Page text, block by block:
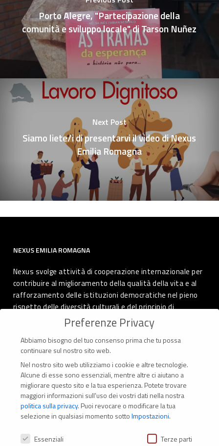
Porto Alegre, "Partecipazione della
comunità e sviluppo locale" di Tarson Nuñez
Next Post
Siamo liete/i di presentarvi il video di Nexus
Emilia Romagna
NEXUS EMILIA ROMAGNA
Nexus svolge attività di cooperazione internazionale per
contribuire al miglioramento della qualità della vita e al
rafforzamento delle istituzioni democratiche nel pieno
rispetto delle diversità culturali e del principio di
autodeterminazione dei popoli.
CONTATTI
Via Marconi 69 – 40122 Bologna (Italia)
Tel. +39 051 294 775
Preferenze Privacy
Abbiamo bisogno del tuo consenso prima che tu possa
continuare sul nostro sito web.
Nel nostro sito web utilizziamo i cookie e altre tecnologie.
Alcune di esse sono essenziali, mentre altre ci aiutano a
migliorare questo sito e la tua esperienza. Potete trovare
maggiori informazioni sull'uso dei vostri dati nella nostra
politica sulla privacy. Puoi revocare o modificare la tua
selezione in qualsiasi momento sottoImpostazioni.
Preferenze Privacy
Essenziali Terze parti